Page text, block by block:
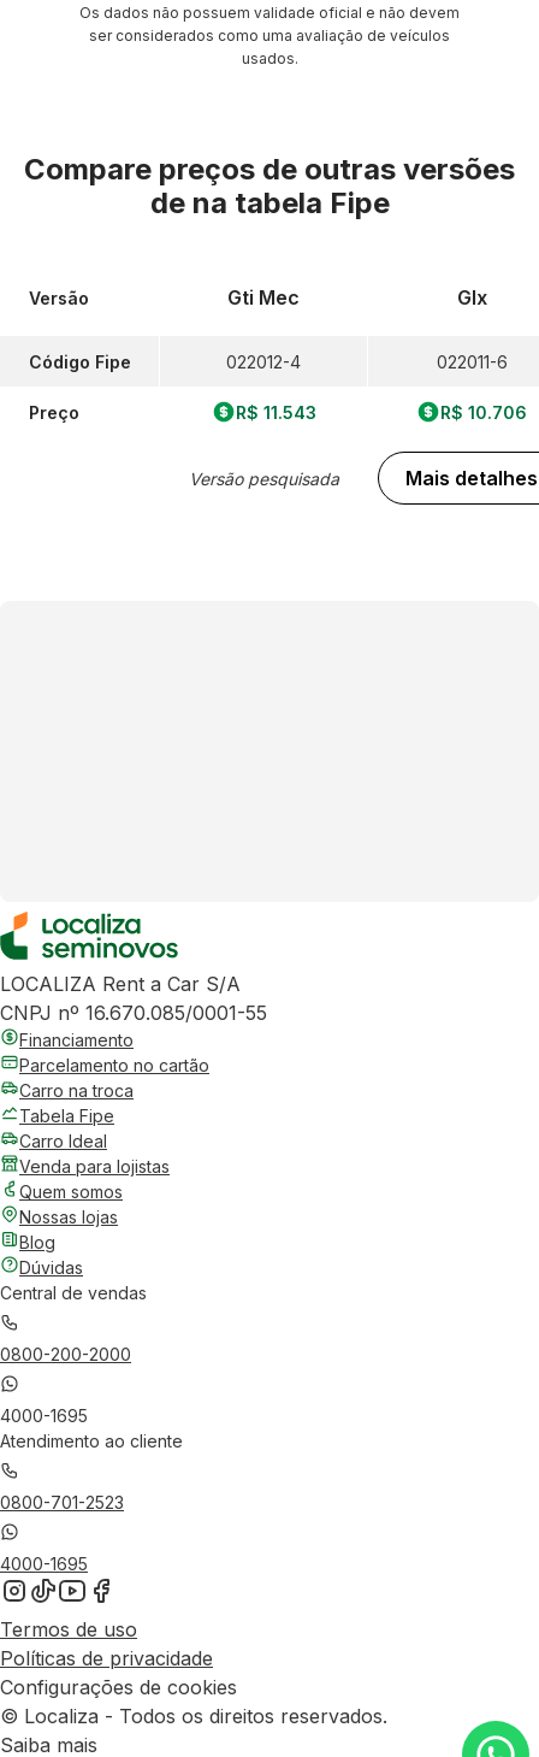
Os dados não possuem validade oficial e não devem
ser considerados como uma avaliação de veículos
usados.
Compare preços de outras versões
de na tabela Fipe
Versão
Código Fipe
Preço
Gti Mec
022012-4
R$ 11.543
Versão pesquisada
Glx
022011-6
R$ 10.706
Mais detalhes
LOCALIZA Rent a Car S/A
CNPJ nº 16.670.085/0001-55
Financiamento
Parcelamento no cartão
Carro na troca
Tabela Fipe
Carro Ideal
Venda para lojistas
Quem somos
Nossas lojas
Blog
Dúvidas
Central de vendas
0800-200-2000
4000-1695
Atendimento ao cliente
0800-701-2523
4000-1695
Termos de uso
Políticas de privacidade
Configurações de cookies
© Localiza - Todos os direitos reservados.
Saiba mais